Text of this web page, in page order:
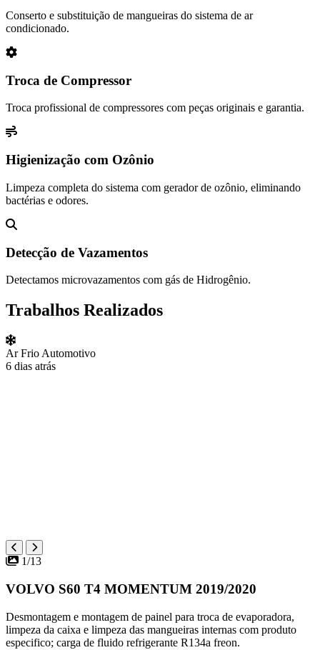
Conserto e substituição de mangueiras do sistema de ar
condicionado.
Troca de Compressor
Troca profissional de compressores com peças originais e garantia.
Higienização com Ozônio
Limpeza completa do sistema com gerador de ozônio, eliminando
bactérias e odores.
Detecção de Vazamentos
Detectamos microvazamentos com gás de Hidrogênio.
Trabalhos Realizados
Ar Frio Automotivo
6 dias atrás
1/13
VOLVO S60 T4 MOMENTUM 2019/2020
Desmontagem e montagem de painel para troca de evaporadora,
limpeza da caixa e limpeza das mangueiras internas com produto
especifico; carga de fluido refrigerante R134a freon.